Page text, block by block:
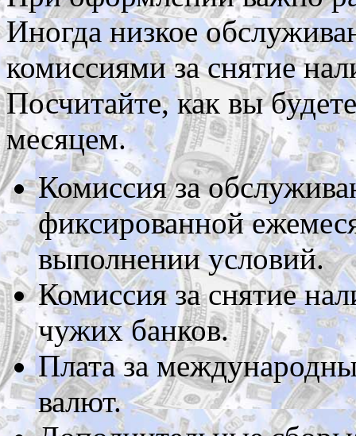
Иногда низкое
комиссиями за снятие
Посчитайте, как вы
месяцем.
Комиссия за
фиксированной
выполнении условий.
Комиссия за снятие
чужих банков.
Плата за
валют.